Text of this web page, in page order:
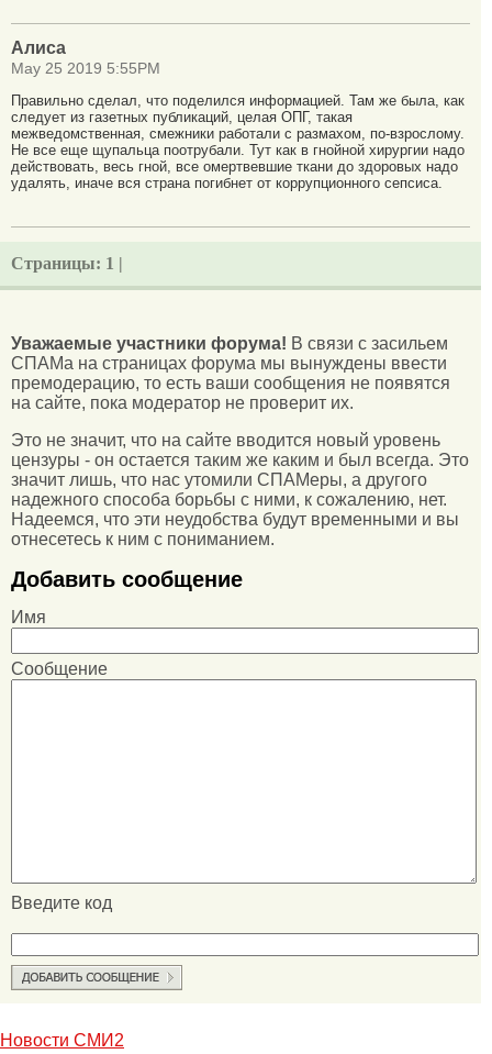
Алиса
May 25 2019 5:55PM
Правильно сделал, что поделился информацией. Там же была, как
следует из газетных публикаций, целая ОПГ, такая
межведомственная, смежники работали с размахом, по-взрослому.
Не все еще щупальца поотрубали. Тут как в гнойной хирургии надо
действовать, весь гной, все омертвевшие ткани до здоровых надо
удалять, иначе вся страна погибнет от коррупционного сепсиса.
Страницы: 1 |
Уважаемые участники форума! В связи с засильем
СПАМа на страницах форума мы вынуждены ввести
премодерацию, то есть ваши сообщения не появятся
на сайте, пока модератор не проверит их.
Это не значит, что на сайте вводится новый уровень
цензуры - он остается таким же каким и был всегда. Это
значит лишь, что нас утомили СПАМеры, а другого
надежного способа борьбы с ними, к сожалению, нет.
Надеемся, что эти неудобства будут временными и вы
отнесетесь к ним с пониманием.
Добавить сообщение
Имя
Сообщение
Введите код
Новости СМИ2